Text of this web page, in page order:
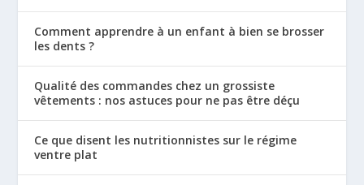
Comment apprendre à un enfant à bien se brosser
les dents ?
Qualité des commandes chez un grossiste
vêtements : nos astuces pour ne pas être déçu
Ce que disent les nutritionnistes sur le régime
ventre plat